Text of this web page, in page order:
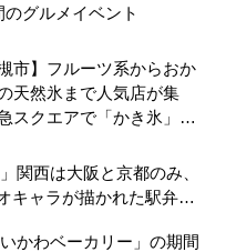
グルメイベント
市】フルーツ系からおか
天然氷まで人気店が集
スクエアで「かき氷」祭
関西は大阪と京都のみ、
キャラが描かれた駅弁や
かわベーカリー」の期間